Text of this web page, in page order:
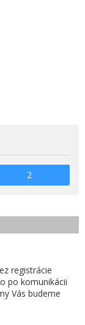
registrácie
po komunikácii
Vás budeme
2